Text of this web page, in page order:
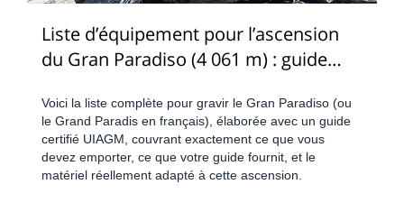
Liste d’équipement pour l’ascension
du Gran Paradiso (4 061 m) : guide
Voici la liste complète pour gravir le Gran Paradiso (ou
le Grand Paradis en français), élaborée avec un guide
certifié UIAGM, couvrant exactement ce que vous
devez emporter, ce que votre guide fournit, et le
matériel réellement adapté à cette ascension.